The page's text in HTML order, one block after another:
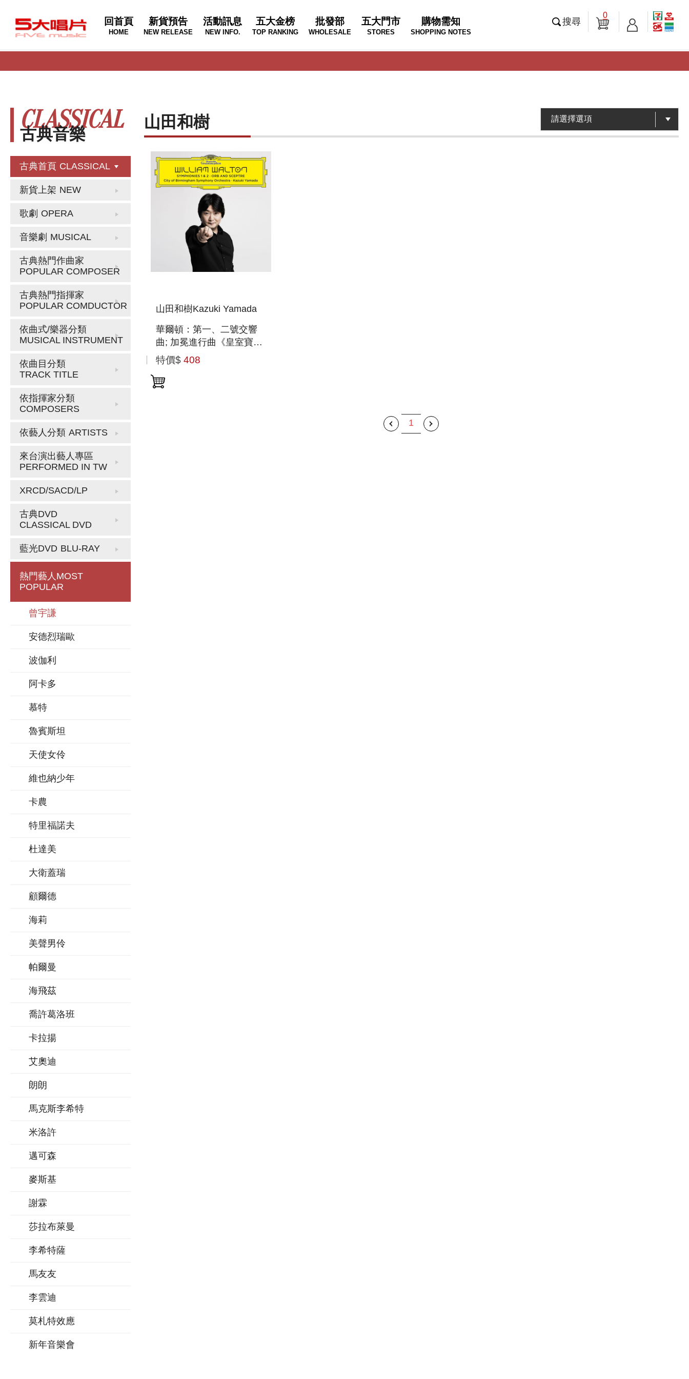
回首頁
HOME
新貨預告
NEW RELEASE
活動訊息
NEW INFO.
五大金榜
TOP RANKING
批發部
WHOLESALE
五大門市
STORES
購物需知
SHOPPING NOTES
搜尋
0
古典音樂
CLASSICAL
古典首頁 CLASSICAL
新貨上架 NEW
歌劇 OPERA
音樂劇 MUSICAL
古典熱門作曲家
POPULAR COMPOSER
古典熱門指揮家
POPULAR COMDUCTOR
依曲式/樂器分類
MUSICAL INSTRUMENT
依曲目分類
TRACK TITLE
依指揮家分類
COMPOSERS
依藝人分類 ARTISTS
來台演出藝人專區
PERFORMED IN TW
XRCD/SACD/LP
古典DVD
CLASSICAL DVD
藍光DVD BLU-RAY
熱門藝人 MOST
POPULAR
曾宇謙
安德烈瑞歐
波伽利
阿卡多
慕特
魯賓斯坦
天使女伶
維也納少年
卡農
特里福諾夫
杜達美
大衛蓋瑞
顧爾德
海莉
美聲男伶
帕爾曼
海飛茲
喬許葛洛班
卡拉揚
艾奧迪
朗朗
馬克斯李希特
米洛許
邁可森
麥斯基
謝霖
莎拉布萊曼
李希特薩
馬友友
李雲迪
莫札特效應
新年音樂會
山田和樹
山田和樹Kazuki Yamada
華爾頓：第一、二號交響
曲; 加冕進行曲《皇室寶球
與權杖》 WALTON :
SYMPHONIES 1 & 2,
ORB & SCETPRE
特價$ 408
1